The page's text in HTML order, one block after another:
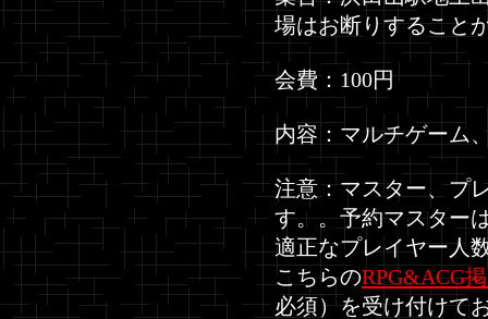
場はお断りすること
会費：100円
内容：マルチゲーム
注意：マスター、プ
す。。予約マスター
適正なプレイヤー人
こちらのRPG&ACG
必須）を受け付けて